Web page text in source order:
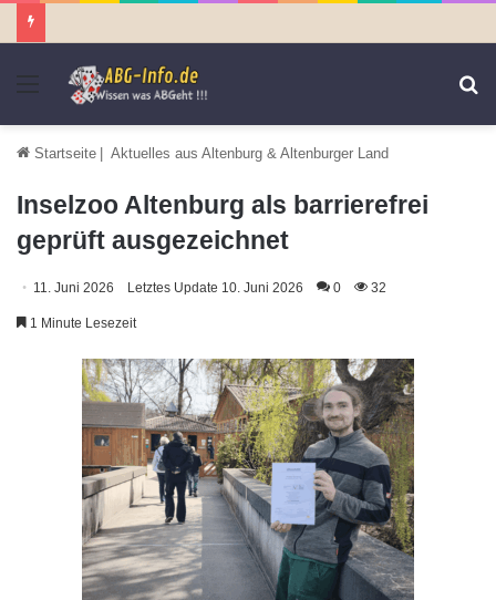
Menü
Startseite | Aktuelles aus Altenburg & Altenburger Land
Inselzoo Altenburg als barrierefrei
geprüft ausgezeichnet
11. Juni 2026 Letztes Update 10. Juni 2026 0 32
1 Minute Lesezeit